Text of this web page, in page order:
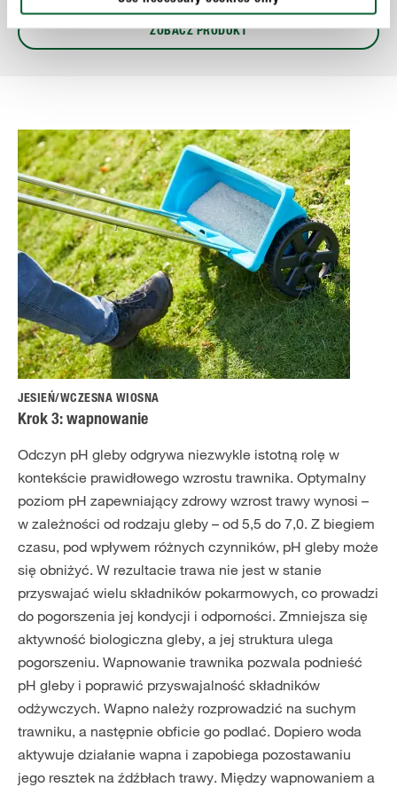
ZOBACZ PRODUKT
JESIEŃ/WCZESNA WIOSNA
Krok 3: wapnowanie
Odczyn pH gleby odgrywa niezwykle istotną rolę w
kontekście prawidłowego wzrostu trawnika. Optymalny
poziom pH zapewniający zdrowy wzrost trawy wynosi –
w zależności od rodzaju gleby – od 5,5 do 7,0. Z biegiem
czasu, pod wpływem różnych czynników, pH gleby może
się obniżyć. W rezultacie trawa nie jest w stanie
przyswajać wielu składników pokarmowych, co prowadzi
do pogorszenia jej kondycji i odporności. Zmniejsza się
aktywność biologiczna gleby, a jej struktura ulega
pogorszeniu. Wapnowanie trawnika pozwala podnieść
pH gleby i poprawić przyswajalność składników
odżywczych. Wapno należy rozprowadzić na suchym
trawniku, a następnie obficie go podlać. Dopiero woda
aktywuje działanie wapna i zapobiega pozostawaniu
jego resztek na źdźbłach trawy. Między wapnowaniem a